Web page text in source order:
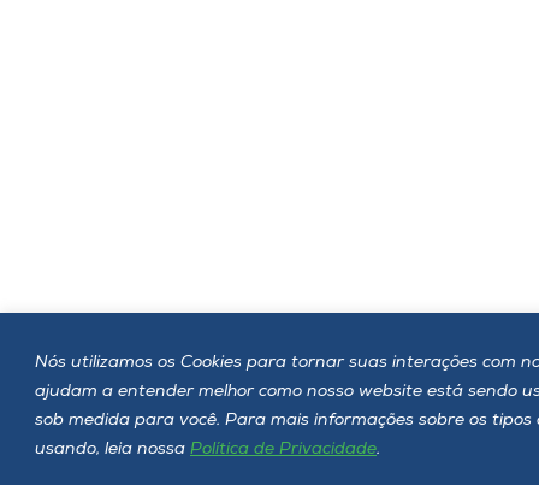
Nós utilizamos os Cookies para tornar suas interações com
ajudam a entender melhor como nosso website está sendo
sob medida para você. Para mais informações sobre os
usando, leia nossa Política de Privacidade.